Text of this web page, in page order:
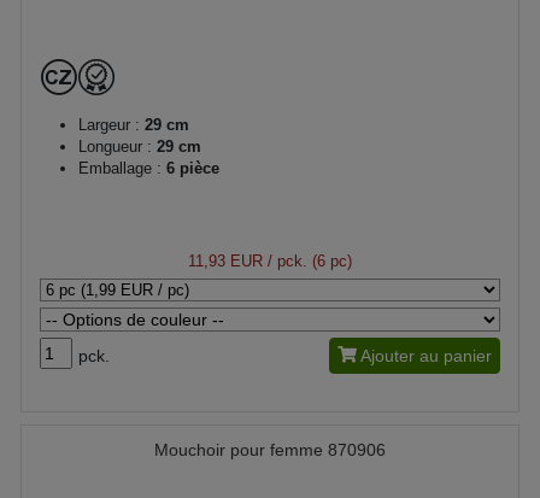
Largeur : 29 cm
Longueur : 29 cm
Emballage : 6 pièce
11,93 EUR / pck. (6 pc)
pck. Ajouter au panier
Mouchoir pour femme 870906